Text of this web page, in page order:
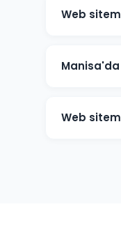
e-ticaret
Web
Manisa'da
detaylarını
Web